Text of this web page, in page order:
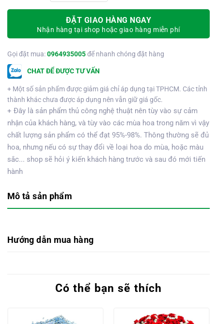
ĐẶT GIAO HÀNG NGAY
Nhận hàng tại shop hoặc giao hàng miễn phí
Gọi đặt mua:0964935005để nhanh chóng đặt hàng
CHAT ĐỂ ĐƯỢC TƯ VẤN
+ Một số sản phẩm được giảm giá chỉ áp dụng tại TPHCM. Các tỉnh
thành khác chưa được áp dụng nên vẫn giữ giá gốc.
+ Đây là sản phẩm thủ công nghệ thuật nên tùy vào sự cảm
nhận của khách hàng, và tùy vào các mùa hoa trong năm vì vậy
chất lượng sản phẩm có thể đạt 95%-98%. Thông thường sẽ đủ
hoa, nhưng nếu có sự thay đổi về loại hoa do mùa, hoặc màu
sắc... shop sẽ hỏi ý kiến khách hàng trước và sau đó mới tiến
hành
Mô tả sản phẩm
Hướng dẫn mua hàng
Có thể bạn sẽ thích